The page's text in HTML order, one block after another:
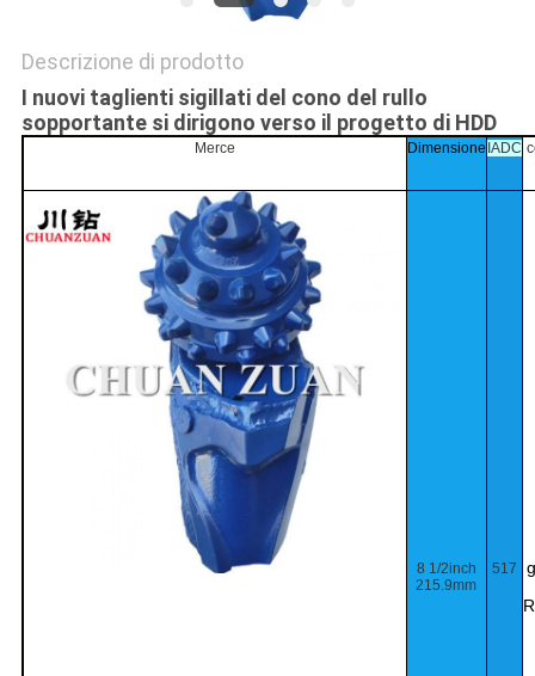
Descrizione di prodotto
I nuovi taglienti sigillati del cono del rullo
sopportante si dirigono verso il progetto di HDD
Merce Dimensione IADC
8 1/2inch
215.9mm
517